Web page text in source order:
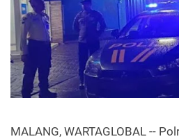
MALANG, WARTAGLOBAL --